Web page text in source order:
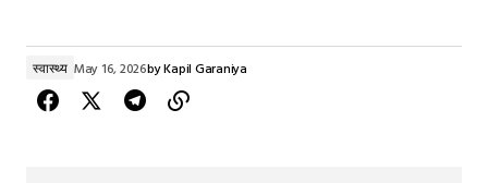
स्वास्थ्य May 16, 2026byKapil Garaniya